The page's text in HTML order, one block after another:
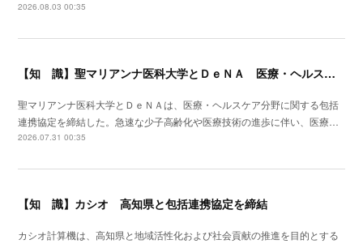
2026.08.03 00:35
【知 識】聖マリアンナ医科大学とＤｅＮＡ 医療・ヘルスケア分野で包括連携
聖マリアンナ医科大学とＤｅＮＡは、医療・ヘルスケア分野に関する包括
連携協定を締結した。急速な少子高齢化や医療技術の進歩に伴い、医療…
2026.07.31 00:35
【知 識】カシオ 高知県と包括連携協定を締結
カシオ計算機は、高知県と地域活性化および社会貢献の推進を目的とする